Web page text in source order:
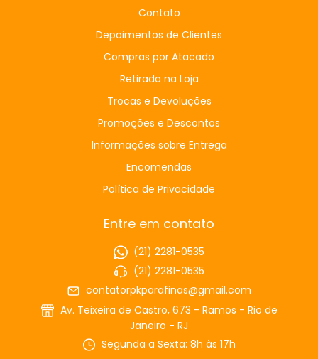
Contato
Depoimentos de Clientes
Compras por Atacado
Retirada na Loja
Trocas e Devoluções
Promoções e Descontos
Informações sobre Entrega
Encomendas
Política de Privacidade
Entre em contato
(21) 2281-0535
(21) 2281-0535
contatorpkparafinas@gmail.com
Av. Teixeira de Castro, 673 - Ramos - Rio de
Janeiro - RJ
Segunda a Sexta: 8h às 17h